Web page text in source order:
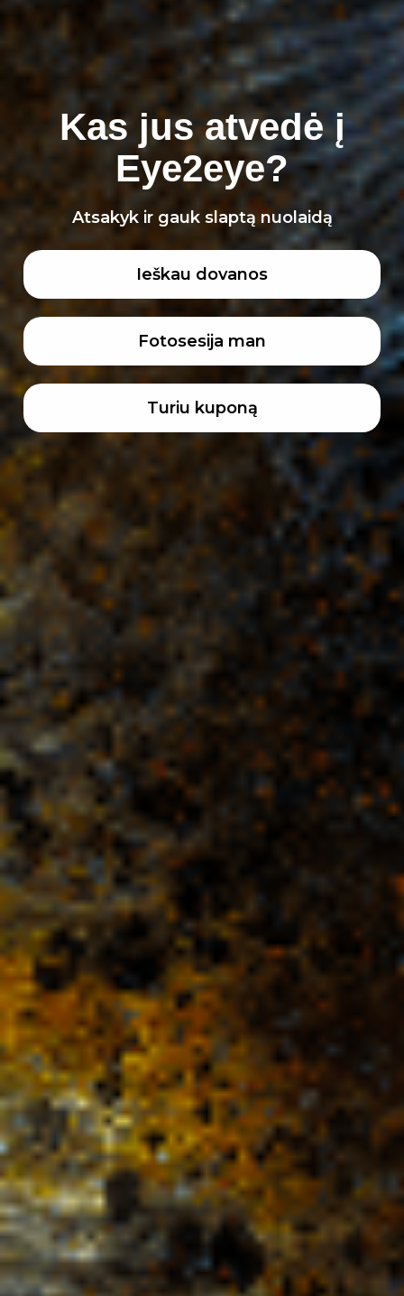
EXPLOSION
Kas jus atvedė į
Eye2eye?
Atsakyk ir gauk slaptą nuolaidą
Ieškau dovanos
Fotosesija man
Turiu kuponą